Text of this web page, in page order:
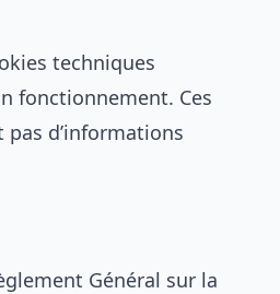
techniques
fonctionnement. Ces
d’informations
Général sur la